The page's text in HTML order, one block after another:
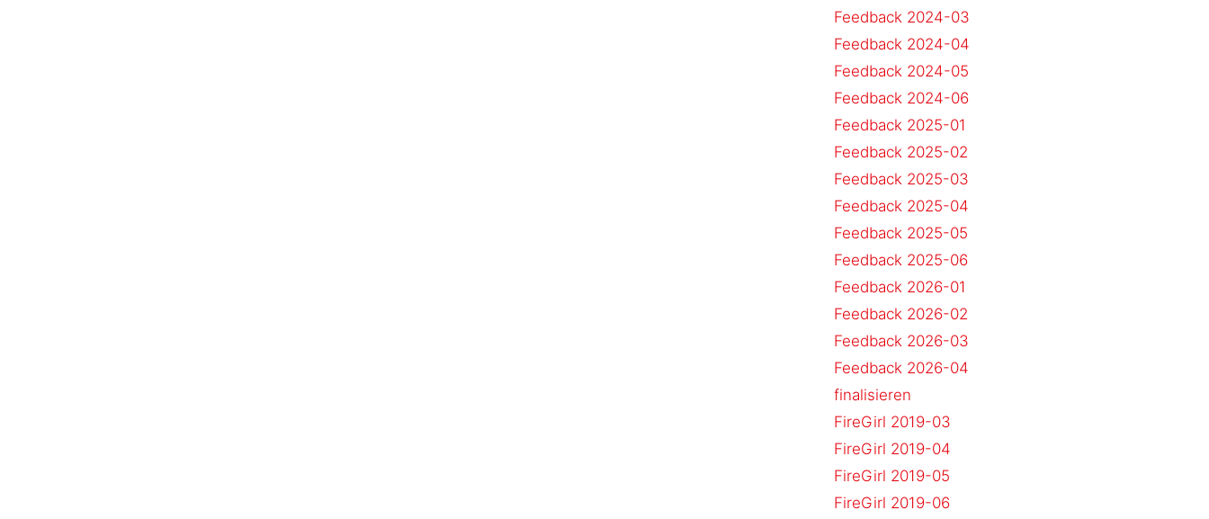
Feedback 2024-03
Feedback 2024-04
Feedback 2024-05
Feedback 2024-06
Feedback 2025-01
Feedback 2025-02
Feedback 2025-03
Feedback 2025-04
Feedback 2025-05
Feedback 2025-06
Feedback 2026-01
Feedback 2026-02
Feedback 2026-03
Feedback 2026-04
finalisieren
FireGirl 2019-03
FireGirl 2019-04
FireGirl 2019-05
FireGirl 2019-06